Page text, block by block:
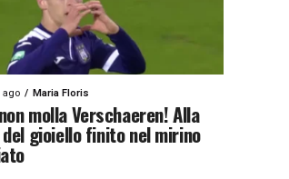
ago Maria Floris
molla Verschaeren! Alla
gioiello finito nel mirino